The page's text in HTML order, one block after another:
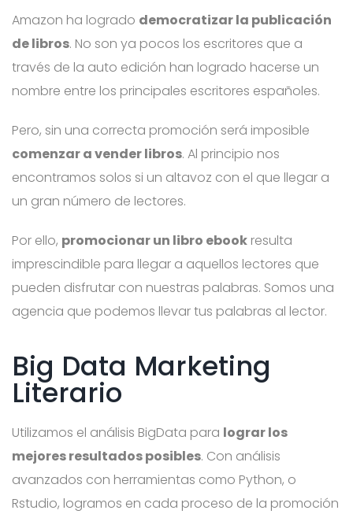
Amazon ha logrado democratizar la publicación
de libros. No son ya pocos los escritores que a
través de la auto edición han logrado hacerse un
nombre entre los principales escritores españoles.
Pero, sin una correcta promoción será imposible
comenzar a vender libros. Al principio nos
encontramos solos si un altavoz con el que llegar a
un gran número de lectores.
Por ello, promocionar un libro ebook resulta
imprescindible para llegar a aquellos lectores que
pueden disfrutar con nuestras palabras. Somos una
agencia que podemos llevar tus palabras al lector.
Big Data Marketing
Literario
Utilizamos el análisis BigData para lograr los
mejores resultados posibles. Con análisis
avanzados con herramientas como Python, o
Rstudio, logramos en cada proceso de la promoción